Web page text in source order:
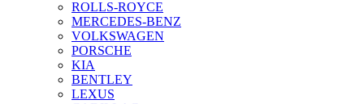
ROLLS-ROYCE
MERCEDES-BENZ
VOLKSWAGEN
PORSCHE
KIA
BENTLEY
LEXUS